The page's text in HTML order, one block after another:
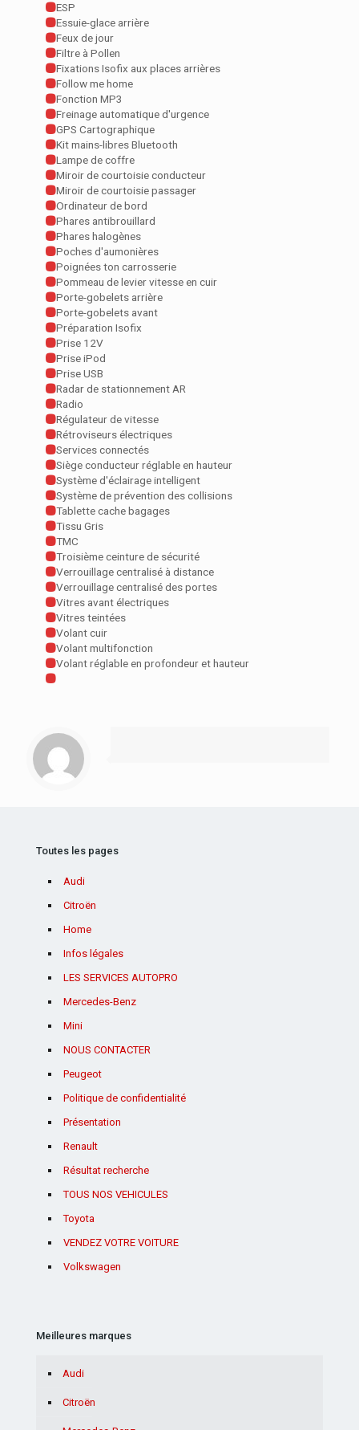
ESP
Essuie-glace arrière
Feux de jour
Filtre à Pollen
Fixations Isofix aux places arrières
Follow me home
Fonction MP3
Freinage automatique d'urgence
GPS Cartographique
Kit mains-libres Bluetooth
Lampe de coffre
Miroir de courtoisie conducteur
Miroir de courtoisie passager
Ordinateur de bord
Phares antibrouillard
Phares halogènes
Poches d'aumonières
Poignées ton carrosserie
Pommeau de levier vitesse en cuir
Porte-gobelets arrière
Porte-gobelets avant
Préparation Isofix
Prise 12V
Prise iPod
Prise USB
Radar de stationnement AR
Radio
Régulateur de vitesse
Rétroviseurs électriques
Services connectés
Siège conducteur réglable en hauteur
Système d'éclairage intelligent
Système de prévention des collisions
Tablette cache bagages
Tissu Gris
TMC
Troisième ceinture de sécurité
Verrouillage centralisé à distance
Verrouillage centralisé des portes
Vitres avant électriques
Vitres teintées
Volant cuir
Volant multifonction
Volant réglable en profondeur et hauteur
Toutes les pages
Audi
Citroën
Home
Infos légales
LES SERVICES AUTOPRO
Mercedes-Benz
Mini
NOUS CONTACTER
Peugeot
Politique de confidentialité
Présentation
Renault
Résultat recherche
TOUS NOS VEHICULES
Toyota
VENDEZ VOTRE VOITURE
Volkswagen
Meilleures marques
Audi
Citroën